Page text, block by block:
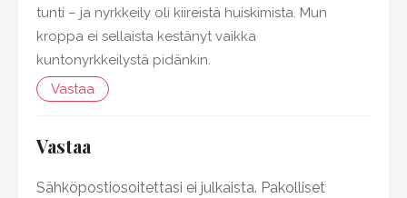
tunti – ja nyrkkeily oli kiireistä huiskimista. Mun
kroppa ei sellaista kestänyt vaikka
kuntonyrkkeilystä pidänkin.
Vastaa
Vastaa
Sähköpostiosoitettasi ei julkaista. Pakolliset